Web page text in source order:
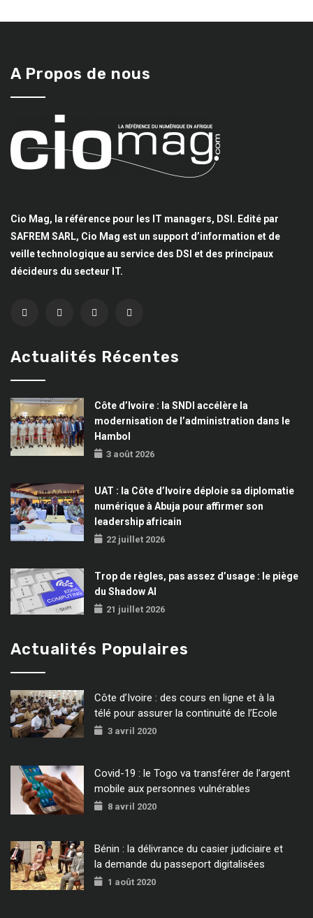
A Propos de nous
Cio Mag, la référence pour les IT managers, DSI. Edité par
SAFREM SARL, Cio Mag est un support d’information et de
veille technologique au service des DSI et des principaux
décideurs du secteur IT.
Actualités Récentes
Côte d’Ivoire : la SNDI accélère la
modernisation de l’administration dans le
Hambol
3 août 2026
UAT : la Côte d’Ivoire déploie sa diplomatie
numérique à Abuja pour affirmer son
leadership africain
22 juillet 2026
Trop de règles, pas assez d’usage : le piège
du Shadow AI
21 juillet 2026
Actualités Populaires
Côte d’Ivoire : des cours en ligne et à la
télé pour assurer la continuité de l’Ecole
3 avril 2020
Covid-19 : le Togo va transférer de l’argent
mobile aux personnes vulnérables
8 avril 2020
Bénin : la délivrance du casier judiciaire et
la demande du passeport digitalisées
1 août 2020